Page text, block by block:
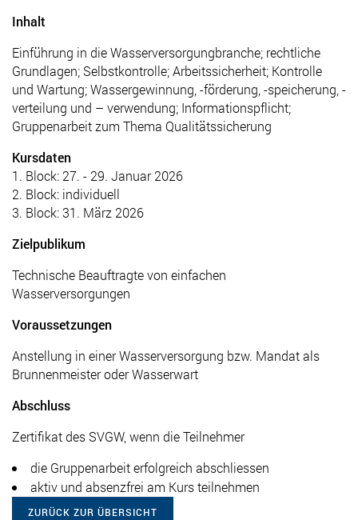
Inhalt
Einführung in die Wasserversorgungbranche; rechtliche
Grundlagen; Selbstkontrolle; Arbeitssicherheit; Kontrolle
und Wartung; Wassergewinnung, -förderung, -speicherung, -
verteilung und – verwendung; Informationspflicht;
Gruppenarbeit zum Thema Qualitätssicherung
Kursdaten
1. Block: 27. - 29. Januar 2026
2. Block: individuell
3. Block: 31. März 2026
Zielpublikum
Technische Beauftragte von einfachen
Wasserversorgungen
Voraussetzungen
Anstellung in einer Wasserversorgung bzw. Mandat als
Brunnenmeister oder Wasserwart
Abschluss
Zertifikat des SVGW, wenn die Teilnehmer
die Gruppenarbeit erfolgreich abschliessen
aktiv und absenzfrei am Kurs teilnehmen
ZURÜCK ZUR ÜBERSICHT